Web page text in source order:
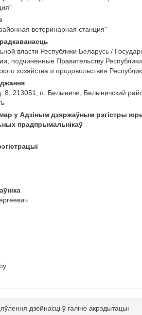
ветеринарная станция"
власти Республики Беларусь /
подчиненные Правительству
хозяйства и продовольствия
8, 213051, п. Белыничи, Белыничский
у Адзіным дзяржаўным рэгістры
прадпрымальнікаў
дзейнасці ў галіне акрэдытацыі